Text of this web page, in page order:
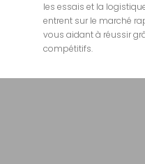
les essais et la
entrent sur le marché
vous aidant à réussir
compétitifs.